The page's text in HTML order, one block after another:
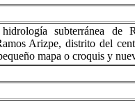
subterránea
Arizpe, distrito del
mapa o croquis y